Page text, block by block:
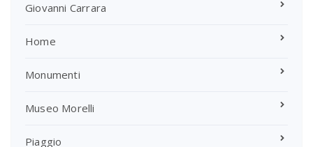
Giovanni Carrara
Home
Monumenti
Museo Morelli
Piaggio